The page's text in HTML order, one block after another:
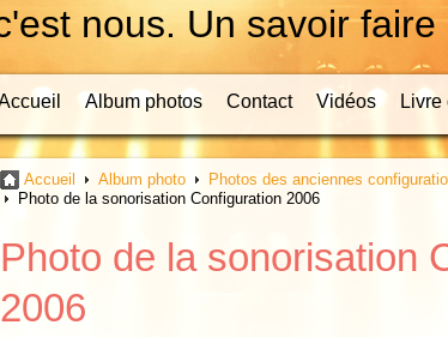
nous. Un savoir
Album photos Contact Vidéos Livre
Accueil Album photo
Photos des anciennes
Photo de la sonorisation Configuration 2006
Photo de la sonorisation
2006